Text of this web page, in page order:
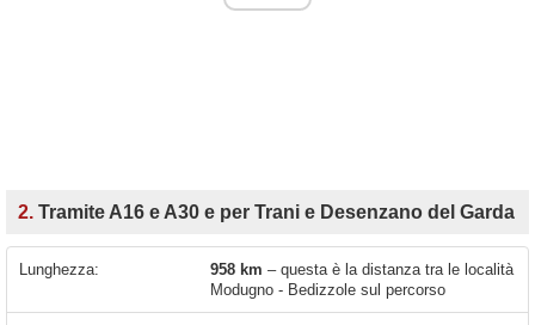
2. Tramite A16 e A30 e per Trani e Desenzano del Garda
Lunghezza: 958 km – questa è la distanza tra le località
Modugno - Bedizzole sul percorso